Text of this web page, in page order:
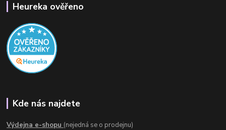
Heureka ověřeno
Kde nás najdete
Výdejna e-shopu (nejedná se o prodejnu)